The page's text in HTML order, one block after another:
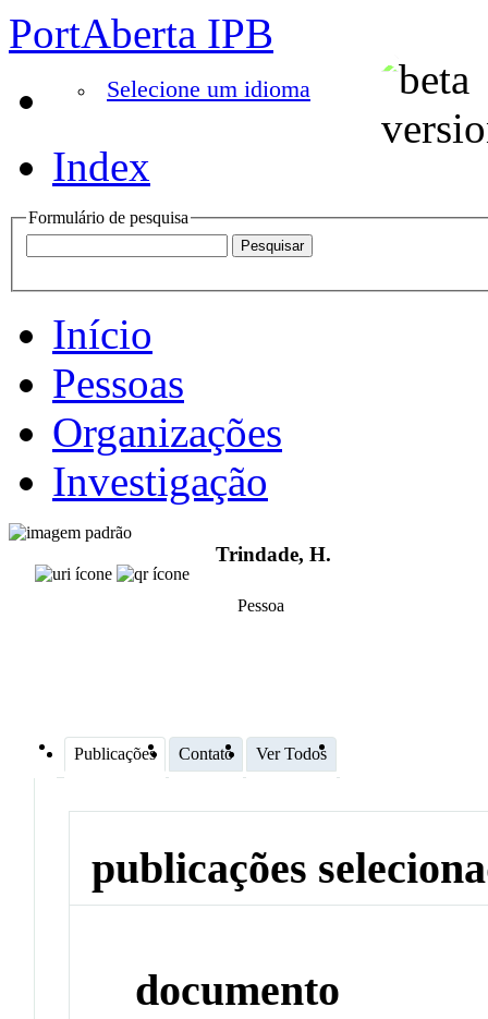
PortAberta IPB
Selecione um idioma
Index
Formulário de pesquisa
Início
Pessoas
Organizações
Investigação
Trindade, H.
Pessoa
Publicações Contato Ver Todos
publicações
documento